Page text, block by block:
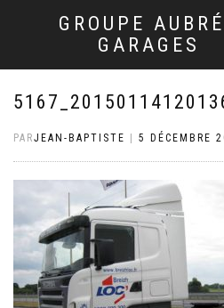
GROUPE
GARAGES
PARJEAN-BAPTISTE 5 DÉCEMBRE